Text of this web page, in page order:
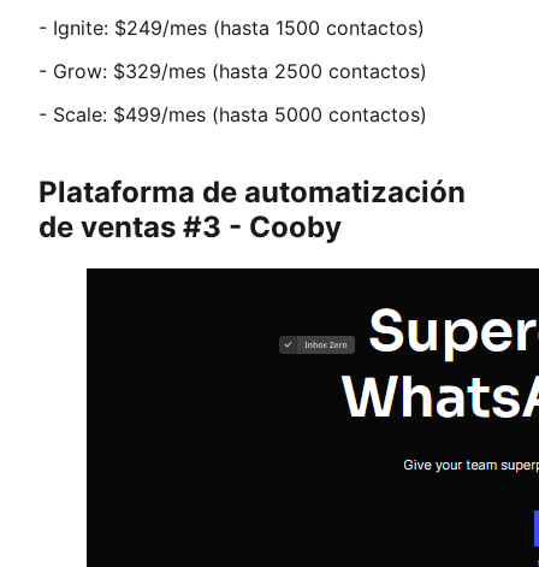
- Ignite: $249/mes (hasta 1500 contactos)
- Grow: $329/mes (hasta 2500 contactos)
- Scale: $499/mes (hasta 5000 contactos)
Plataforma de automatización
de ventas #3 - Cooby